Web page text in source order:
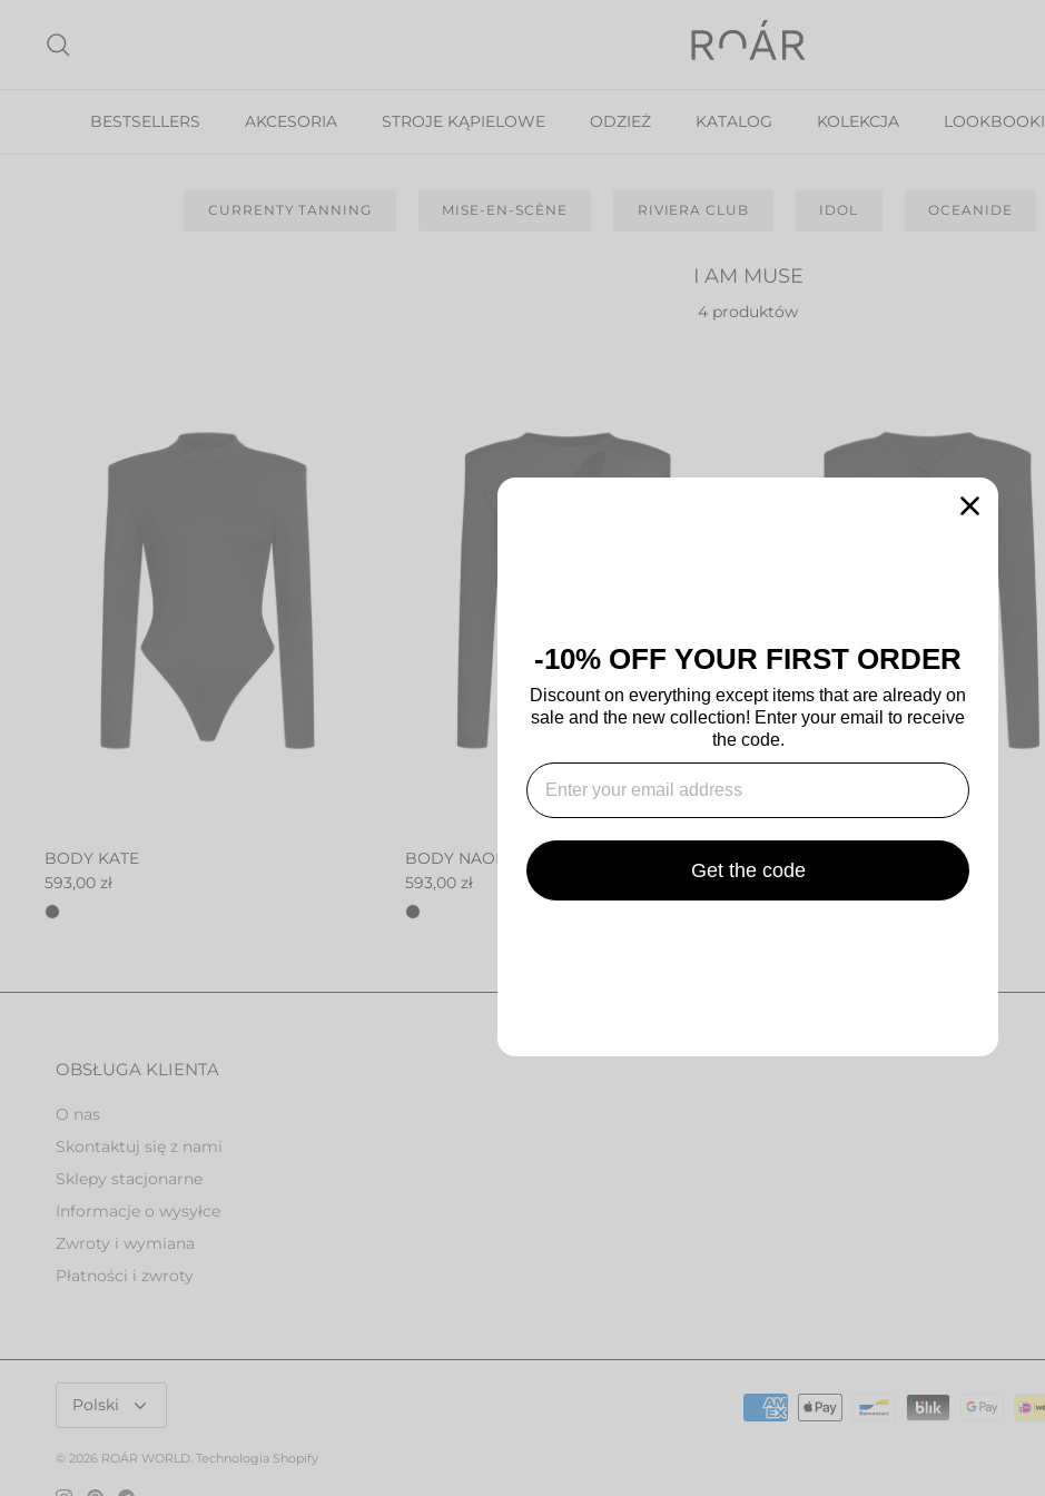
BESTSELLERS AKCESORIA STROJE KĄPIELOWE ODZIEŻ KATALOG KOLEKCJA LOOKBOOKI
CURRENTY TANNING MISE-EN-SCÈNE RIVIERA CLUB IDOL OCEANIDE
I AM MUSE
4 produktów
BODY KATE
593,00 zł
BODY NAOMI
593,00 zł
624,00 zł
OBSŁUGA KLIENTA
O nas
Skontaktuj się z nami
Sklepy stacjonarne
Informacje o wysyłce
Zwroty i wymiana
Płatności i zwroty
Język
Polski
© 2026 ROÁR WORLD. Technologia Shopify
-10% OFF YOUR FIRST ORDER
Discount on everything except items that are already on
sale and the new collection! Enter your email to receive
the code.
⁣⁢Enter your email address
Get the code